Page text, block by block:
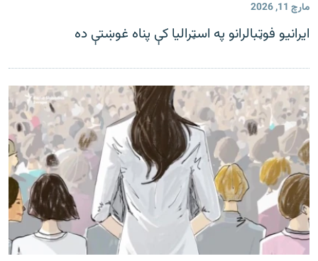
۱۴ ساعته راډیويي خپرونې
موږ وڅارئ
د ازادې اروپا راډیو ټولې ووبپاڼې
مارچ 11, 2026
ایرانیو فوټبالرانو په اسټرالیا کې پناه غوښتې ده